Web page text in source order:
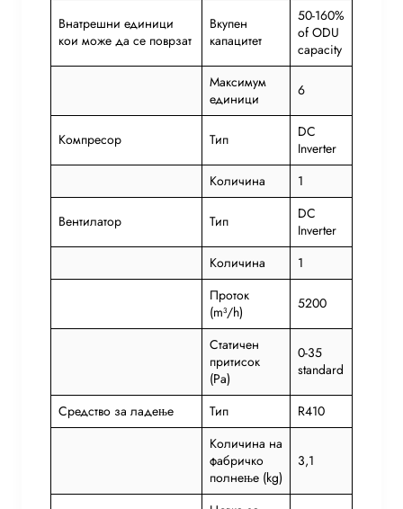
Внатрешни единици
кои може да се поврзат
Вкупен
капацитет
50-160%
of ODU
capacity
Максимум
единици
6
Компресор Тип
DC
Inverter
Количина
1
Вентилатор Тип
DC
Inverter
Количина
1
Проток
(m³/h)
5200
Статичен
притисок
(Pa)
0-35
standard
Средство за ладење Тип
R410
Количина на
фабричко
полнење (kg)
3,1